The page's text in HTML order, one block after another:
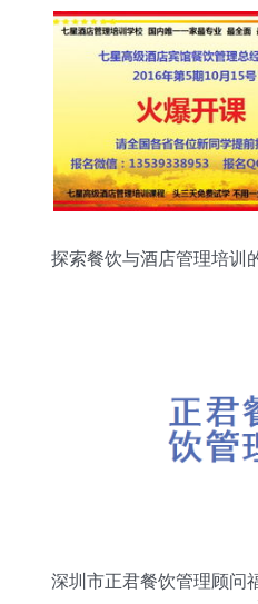
探索餐饮与酒店管理培训
深圳市正君餐饮管理顾问